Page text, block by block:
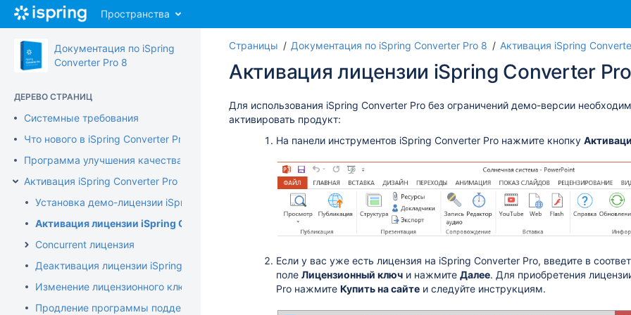
Перейти
содержимому
assistive.skiplink.to.breadcrumbs
assistive.skiplink.to.quick.search
Пространства
Документация по iSpring
Converter Pro 8
ДЕРЕВО СТРАНИЦ
Системные требования
Что нового в iSpring Converter Pro 8
Программа улучшения качества продукта
Активация iSpring Converter Pro
Установка демо-лицензии iSpring Converter Pro
Активация лицензии iSpring Converter Pro
Concurrent лицензия
Деактивация лицензии iSpring Converter Pro
Изменение лицензионного ключа или регистрационных данных
Продление программы поддержки
Страницы Документация по iSpring Converter Pro 8 Активация iSpring
Активация лицензии iSpring Converter Pro
Для использования iSpring Converter Pro без ограничений демо-версии
активировать продукт:
На панели инструментов iSpring Converter Pro нажмите кнопку
Если у вас уже есть лицензия на iSpring Converter Pro, введите в
поле Лицензионный ключ и нажмите Далее. Для приобретения
Pro нажмите Купить на сайте и следуйте инструкциям.